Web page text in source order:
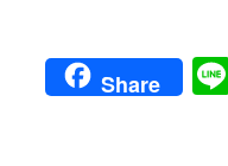
Share